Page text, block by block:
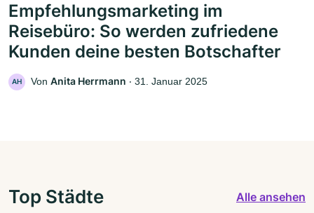
Empfehlungsmarketing im
Reisebüro: So werden zufriedene
Kunden deine besten Botschafter
AH Von Anita Herrmann ‧ 31. Januar 2025
Top Städte Alle ansehen